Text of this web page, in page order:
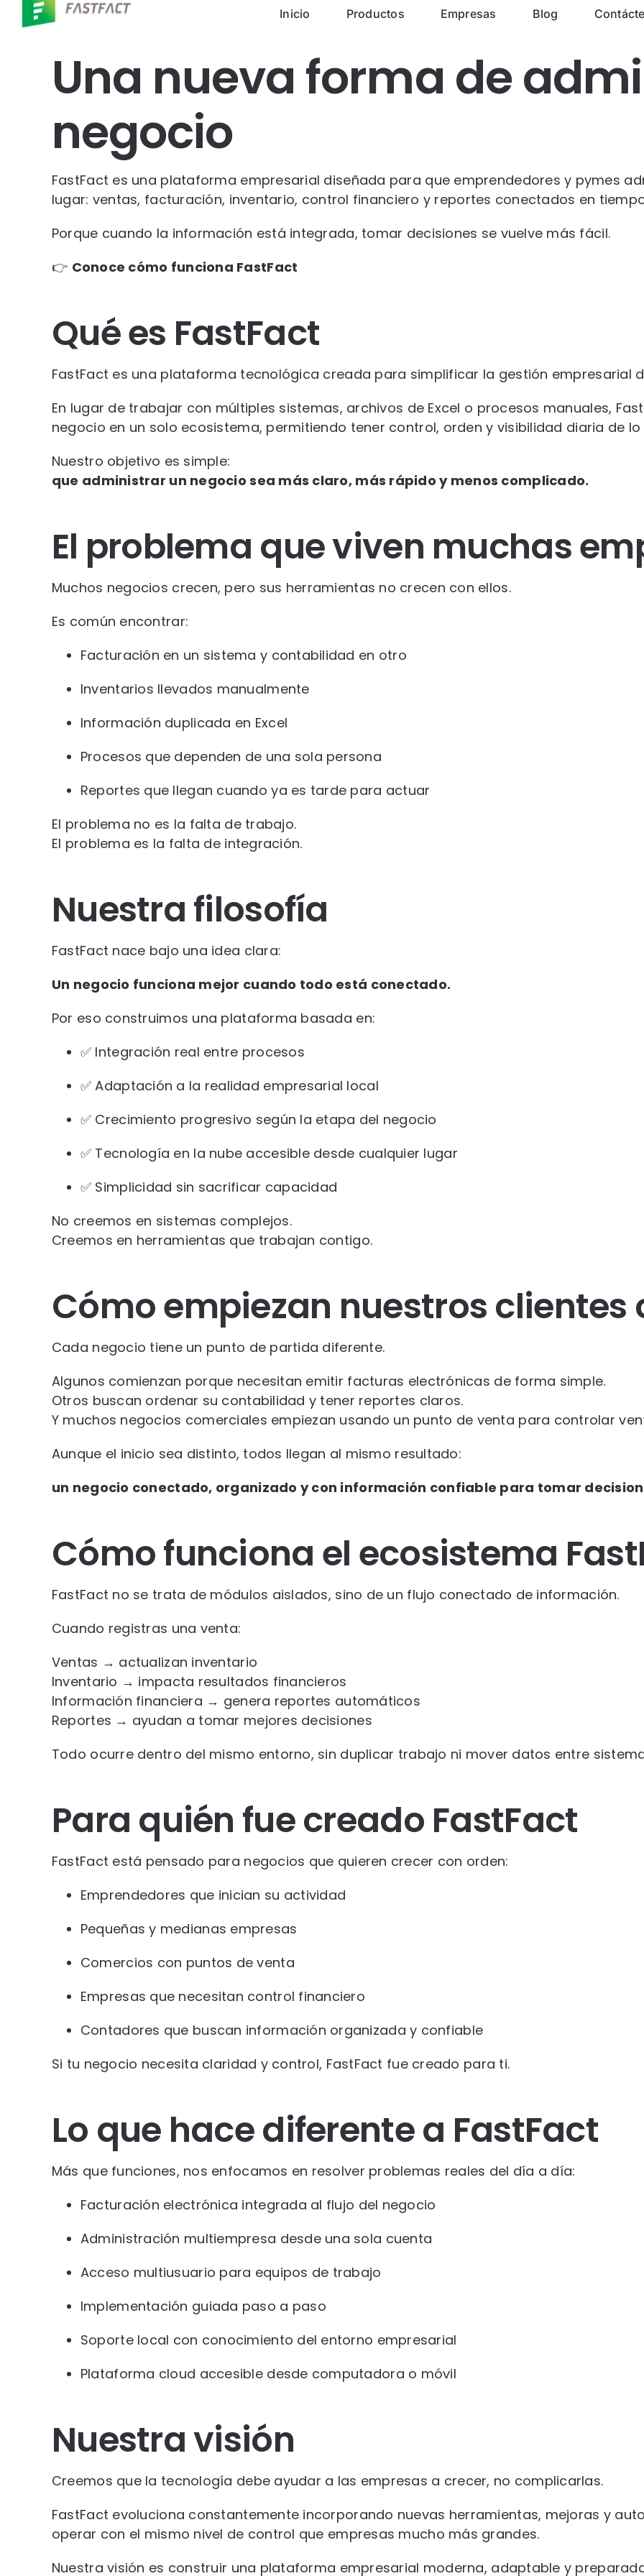
Inicio Productos Empresas Blog
Una nueva forma de
negocio
FastFact es una plataforma empresarial diseñada para que emprendedores y pymes
lugar: ventas, facturación, inventario, control financiero y reportes conectados en
Porque cuando la información está integrada, tomar decisiones se vuelve más fácil.
👉 Conoce cómo funciona FastFact
Qué es FastFact
FastFact es una plataforma tecnológica creada para simplificar la gestión empresarial
En lugar de trabajar con múltiples sistemas, archivos de Excel o procesos manuales,
negocio en un solo ecosistema, permitiendo tener control, orden y visibilidad diaria de
Nuestro objetivo es simple:
que administrar un negocio sea más claro, más rápido y menos complicado.
El problema que viven muchas
Muchos negocios crecen, pero sus herramientas no crecen con ellos.
Es común encontrar:
Facturación en un sistema y contabilidad en otro
Inventarios llevados manualmente
Información duplicada en Excel
Procesos que dependen de una sola persona
Reportes que llegan cuando ya es tarde para actuar
El problema no es la falta de trabajo.
El problema es la falta de integración.
Nuestra filosofía
FastFact nace bajo una idea clara:
Un negocio funciona mejor cuando todo está conectado.
Por eso construimos una plataforma basada en:
✅ Integración real entre procesos
✅ Adaptación a la realidad empresarial local
✅ Crecimiento progresivo según la etapa del negocio
✅ Tecnología en la nube accesible desde cualquier lugar
✅ Simplicidad sin sacrificar capacidad
No creemos en sistemas complejos.
Creemos en herramientas que trabajan contigo.
Cómo empiezan nuestros clientes
Cada negocio tiene un punto de partida diferente.
Algunos comienzan porque necesitan emitir facturas electrónicas de forma simple.
Otros buscan ordenar su contabilidad y tener reportes claros.
Y muchos negocios comerciales empiezan usando un punto de venta para controlar
Aunque el inicio sea distinto, todos llegan al mismo resultado:
un negocio conectado, organizado y con información confiable para tomar
Cómo funciona el ecosistema
FastFact no se trata de módulos aislados, sino de un flujo conectado de información.
Cuando registras una venta:
Ventas → actualizan inventario
Inventario → impacta resultados financieros
Información financiera → genera reportes automáticos
Reportes → ayudan a tomar mejores decisiones
Todo ocurre dentro del mismo entorno, sin duplicar trabajo ni mover datos entre
Para quién fue creado FastFact
FastFact está pensado para negocios que quieren crecer con orden:
Emprendedores que inician su actividad
Pequeñas y medianas empresas
Comercios con puntos de venta
Empresas que necesitan control financiero
Contadores que buscan información organizada y confiable
Si tu negocio necesita claridad y control, FastFact fue creado para ti.
Lo que hace diferente a FastFact
Más que funciones, nos enfocamos en resolver problemas reales del día a día:
Facturación electrónica integrada al flujo del negocio
Administración multiempresa desde una sola cuenta
Acceso multiusuario para equipos de trabajo
Implementación guiada paso a paso
Soporte local con conocimiento del entorno empresarial
Plataforma cloud accesible desde computadora o móvil
Nuestra visión
Creemos que la tecnología debe ayudar a las empresas a crecer, no complicarlas.
FastFact evoluciona constantemente incorporando nuevas herramientas, mejoras y
operar con el mismo nivel de control que empresas mucho más grandes.
Nuestra visión es construir una plataforma empresarial moderna, adaptable y